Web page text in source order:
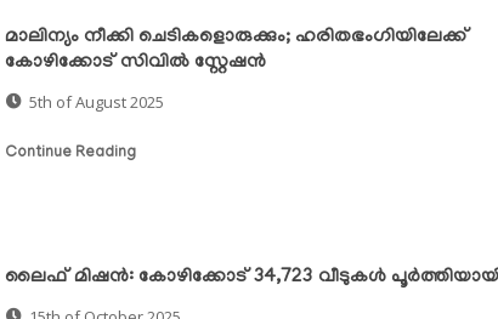
മാലിന്യം നീക്കി ചെടികളൊരുക്കും; ഹരിതഭംഗിയിലേക്ക്
കോഴിക്കോട് സിവില്‍ സ്റ്റേഷന്‍
5th of August 2025
Continue Reading
ലൈഫ് മിഷന്‍: കോഴിക്കോട് 34,723 വീടുകള്‍